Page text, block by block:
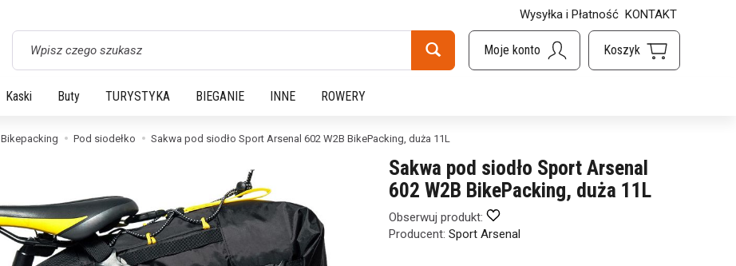
Wysyłka i Płatność KONTAKT
Wyszukaj
Kaski Buty TURYSTYKA BIEGANIE INNE ROWERY
Bikepacking Pod siodełko Sakwa pod siodło Sport Arsenal 602 W2B BikePacking, duża 11L
Sakwa pod siodło Sport Arsenal
602 W2B BikePacking, duża 11L
Obserwuj produkt:
Producent: Sport Arsenal